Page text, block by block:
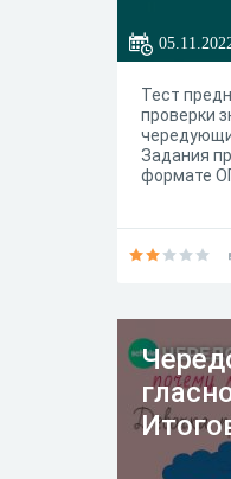
Тест
проверки
Задания
формате